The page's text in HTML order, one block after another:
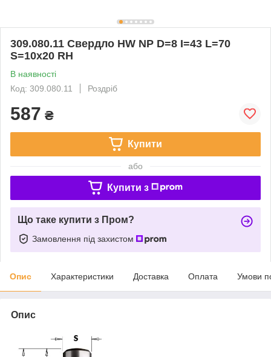
309.080.11 Свердло HW NP D=8 I=43 L=70
S=10x20 RH
В наявності
Код: 309.080.11
Роздріб
587 ₴
Купити
або
Купити з
Що таке купити з Пром?
Замовлення під захистом
Опис Характеристики Доставка Оплата Умови
Опис